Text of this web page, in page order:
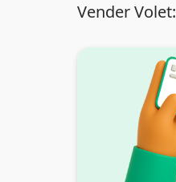
Vender Volet: